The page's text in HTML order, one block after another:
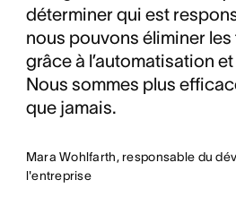
déterminer qui est
nous pouvons éliminer
grâce à l’automatisation et
Nous sommes plus
que jamais.
Mara Wohlfarth, responsable du
l'entreprise